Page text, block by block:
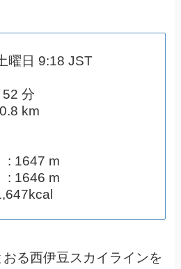
曜日 9:18 JST
52 分
km
: 1647 m
: 1646 m
る西伊豆スカイラインを